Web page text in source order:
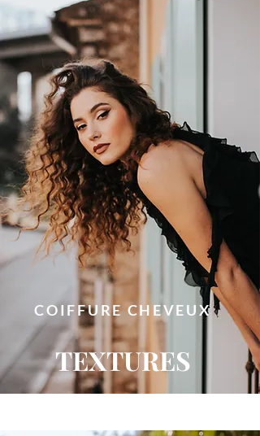
COIFFURE CHEVEUX
TEXTURES